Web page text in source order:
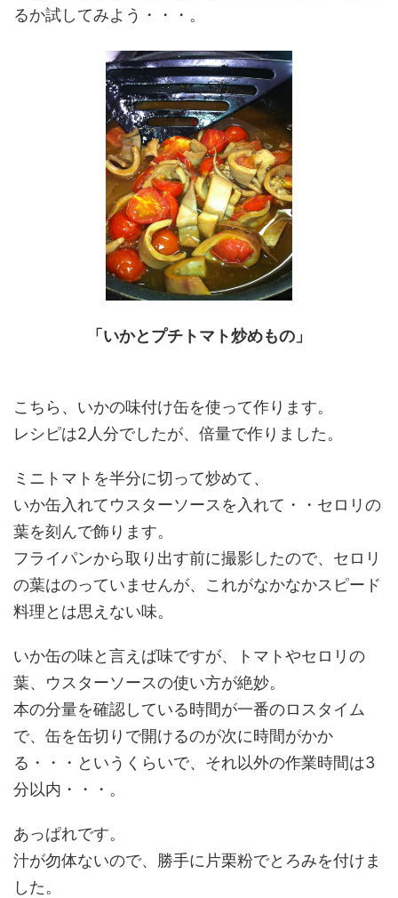
るか試してみよう・・・。
「いかとプチトマト炒めもの」
こちら、いかの味付け缶を使って作ります。
レシピは2人分でしたが、倍量で作りました。
ミニトマトを半分に切って炒めて、
いか缶入れてウスターソースを入れて・・セロリの
葉を刻んで飾ります。
フライパンから取り出す前に撮影したので、セロリ
の葉はのっていませんが、これがなかなかスピード
料理とは思えない味。
いか缶の味と言えば味ですが、トマトやセロリの
葉、ウスターソースの使い方が絶妙。
本の分量を確認している時間が一番のロスタイム
で、缶を缶切りで開けるのが次に時間がかか
る・・・というくらいで、それ以外の作業時間は3
分以内・・・。
あっぱれです。
汁が勿体ないので、勝手に片栗粉でとろみを付けま
した。